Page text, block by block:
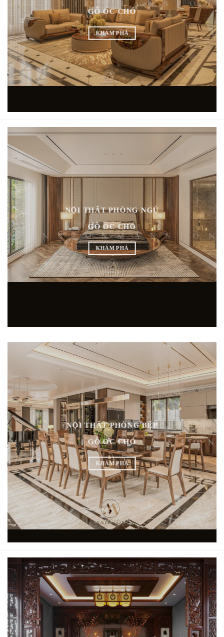
GỖ ÓC CHÓ
KHÁM PHÁ
NỘI THẤT PHÒNG NGỦ
GỖ ÓC CHÓ
KHÁM PHÁ
NỘI THẤT PHÒNG BẾP
GỖ ÓC CHÓ
KHÁM PHÁ